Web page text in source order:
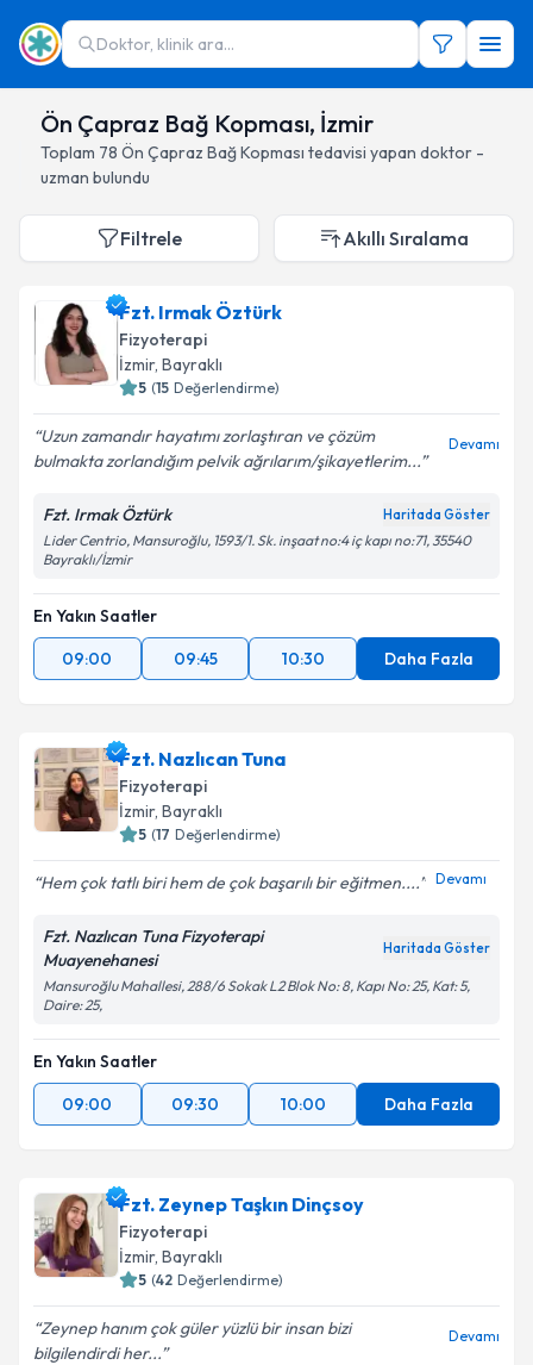
Doktor, klinik ara...
Ön Çapraz Bağ Kopması, İzmir
Toplam 78 Ön Çapraz Bağ Kopması tedavisi yapan doktor -
uzman bulundu
Filtrele Akıllı Sıralama
Fzt. Irmak Öztürk
Fizyoterapi
İzmir, Bayraklı
5 (15 Değerlendirme)
Uzun zamandır hayatımı zorlaştıran ve çözüm
bulmakta zorlandığım pelvik ağrılarım/şikayetlerim...
Devamı
Fzt. Irmak Öztürk Haritada Göster
Lider Centrio, Mansuroğlu, 1593/1. Sk. inşaat no:4 iç kapı no:71, 35540
Bayraklı/İzmir
En Yakın Saatler
09:00
09:45 10:30 Daha Fazla
Fzt. Nazlıcan Tuna
Fizyoterapi
İzmir, Bayraklı
5 (17 Değerlendirme)
Hem çok tatlı biri hem de çok başarılı bir eğitmen.... Devamı
Fzt. Nazlıcan Tuna Fizyoterapi
Muayenehanesi
Haritada Göster
Mansuroğlu Mahallesi, 288/6 Sokak L2 Blok No: 8, Kapı No: 25, Kat: 5,
Daire: 25,
En Yakın Saatler
09:00
09:30 10:00 Daha Fazla
Fzt. Zeynep Taşkın Dinçsoy
Fizyoterapi
İzmir, Bayraklı
5 (42 Değerlendirme)
Zeynep hanım çok güler yüzlü bir insan bizi
bilgilendirdi her...
Devamı